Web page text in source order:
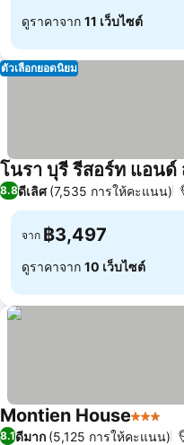
ดูราคาจาก 11 เว็บไซต์
ตัวเลือกยอดนิยม
โนรา บุรี รีสอร์ท แอนด์
8.8ดีเลิศ (7,535 การให้คะแนน)
จาก ฿3,497
ดูราคาจาก 10 เว็บไซต์
Montien House3 ดาว
8.1ดีมาก (5,125 การให้คะแนน)